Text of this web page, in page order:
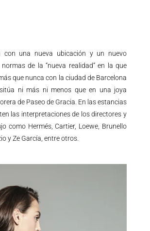
con una nueva ubicación y un nuevo
de la “nueva realidad” en la que
que nunca con la ciudad de Barcelona
ni más ni menos que en una joya
de Paseo de Gracia. En las estancias
las interpretaciones de los directores y
como Hermés, Cartier, Loewe, Brunello
y Ze García, entre otros.